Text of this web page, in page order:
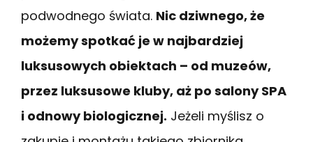
podwodnego świata. Nic dziwnego, że
możemy spotkać je w najbardziej
luksusowych obiektach – od muzeów,
przez luksusowe kluby, aż po salony SPA
i odnowy biologicznej. Jeżeli myślisz o